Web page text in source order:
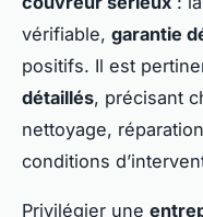
vérifiable, garantie
positifs. Il est
détaillés, précisant
nettoyage,
conditions
Privilégier une